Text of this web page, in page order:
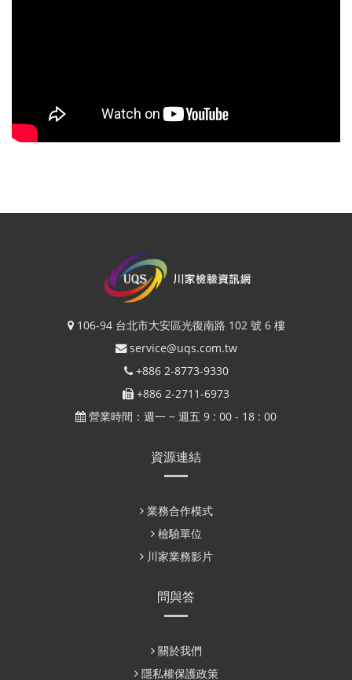
106-94 台北市大安區光復南路 102 號 6 樓
service@uqs.com.tw
+886 2-8773-9330
+886 2-2711-6973
營業時間：週一 ~ 週五 9 : 00 - 18 : 00
資源連結
業務合作模式
檢驗單位
川家業務影片
問與答
關於我們
隱私權保護政策